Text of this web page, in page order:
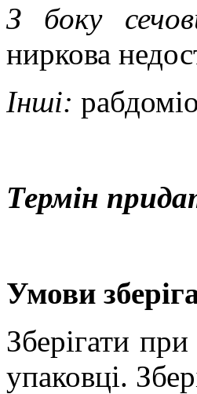
З боку
ниркова
Інші:
Термін
Умови
Зберігати
упаковці.